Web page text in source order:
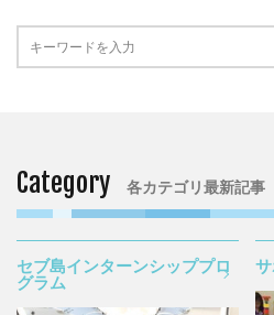
Category 各カテゴリ最新記事
セブ島インターンシッププロ
グラム